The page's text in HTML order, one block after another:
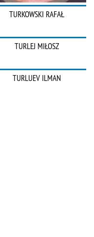
TURKOWSKI RAFAŁ
TURLEJ MIŁOSZ
TURLUEV ILMAN